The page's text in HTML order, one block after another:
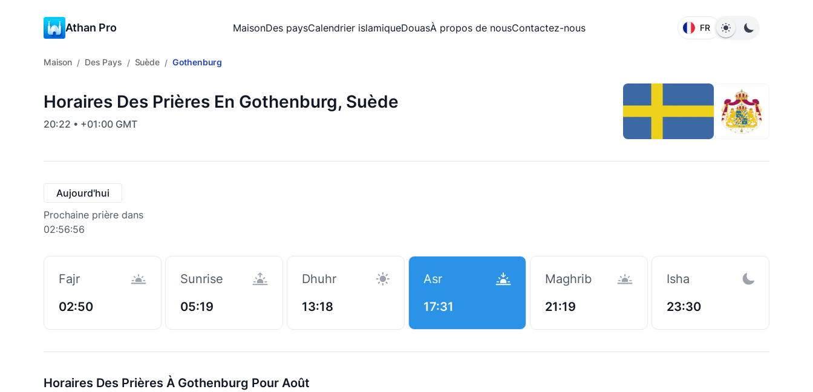
Athan Pro MaisonDes paysCalendrier islamiqueDouasÀ propos de nousContactez-nous FR
Maison / Des Pays / Suède / Gothenburg
Horaires Des Prières En Gothenburg, Suède
20:22 • +01:00 GMT
Aujourd'hui
Prochaine prière dans
02:56:55
Fajr
02:50
Sunrise
05:19
Dhuhr
13:18
Asr
17:31
Maghrib
21:19
Isha
23:30
Horaires Des Prières À Gothenburg Pour Août